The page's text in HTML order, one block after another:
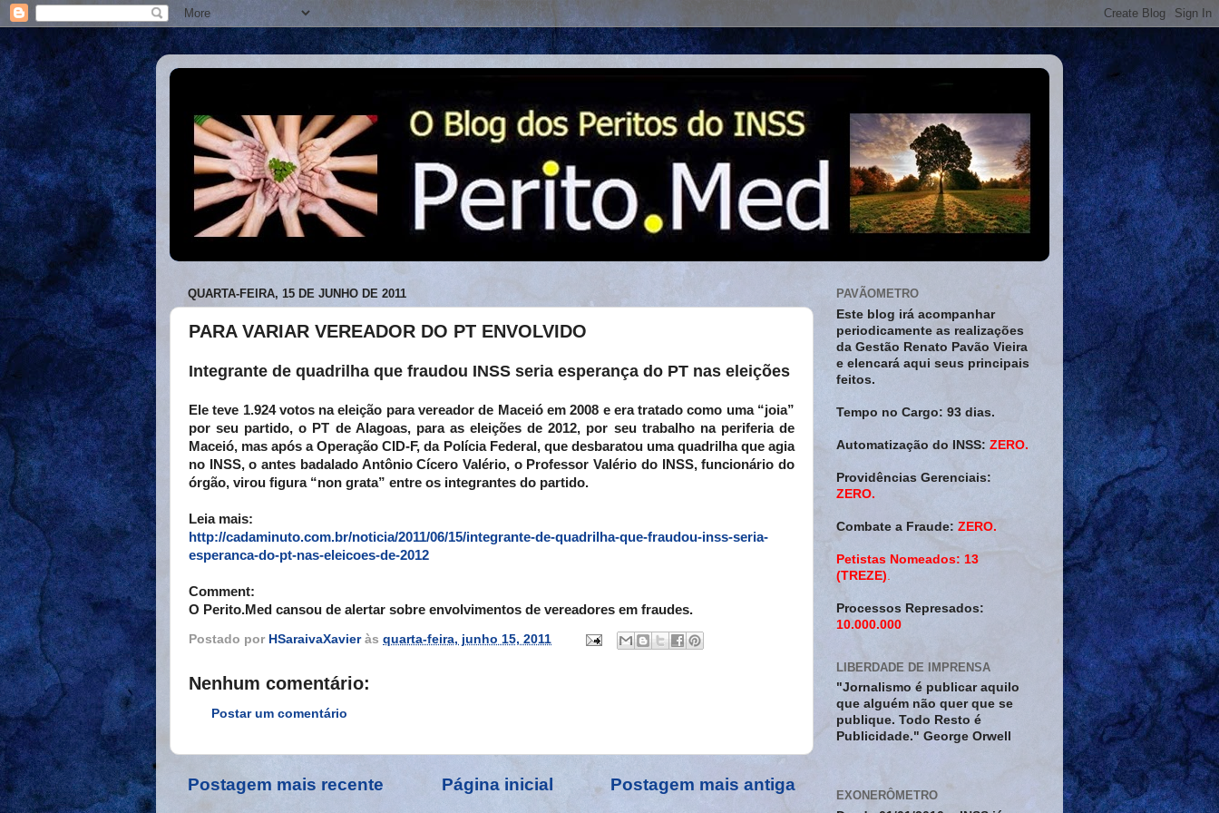
QUARTA-FEIRA, 15 DE JUNHO DE 2011
PARA VARIAR VEREADOR DO PT ENVOLVIDO
Integrante de quadrilha que fraudou INSS seria esperança do PT nas eleições
Ele teve 1.924 votos na eleição para vereador de Maceió em 2008 e era tratado como uma “joia”
por seu partido, o PT de Alagoas, para as eleições de 2012, por seu trabalho na periferia de
Maceió, mas após a Operação CID-F, da Polícia Federal, que desbaratou uma quadrilha que agia
no INSS, o antes badalado Antônio Cícero Valério, o Professor Valério do INSS, funcionário do
órgão, virou figura “non grata” entre os integrantes do partido.
Leia mais:
http://cadaminuto.com.br/noticia/2011/06/15/integrante-de-quadrilha-que-fraudou-inss-seria-
esperanca-do-pt-nas-eleicoes-de-2012
Comment:
O Perito.Med cansou de alertar sobre envolvimentos de vereadores em fraudes.
Postado por HSaraivaXavier às quarta-feira, junho 15, 2011
Nenhum comentário:
Postar um comentário
Postagem mais recente Postagem mais antiga
Página inicial
PAVÃOMETRO
Este blog irá acompanhar
periodicamente as realizações
da Gestão Renato Pavão Vieira
e elencará aqui seus principais
feitos.
Tempo no Cargo: 93 dias.
Automatização do INSS: ZERO.
Providências Gerenciais:
ZERO.
Combate a Fraude: ZERO.
Petistas Nomeados: 13
(TREZE)
Processos Represados:
10.000.000
LIBERDADE DE IMPRENSA
"Jornalismo é publicar aquilo
que alguém não quer que se
publique. Todo Resto é
Publicidade." George Orwell
EXONERÔMETRO